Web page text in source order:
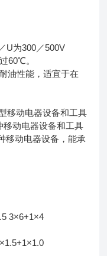
U为300／500V
60℃。
油性能，适宜于在
移动电器设备和工具
移动电器设备和工具
移动电器设备，能承
3×6+1×4